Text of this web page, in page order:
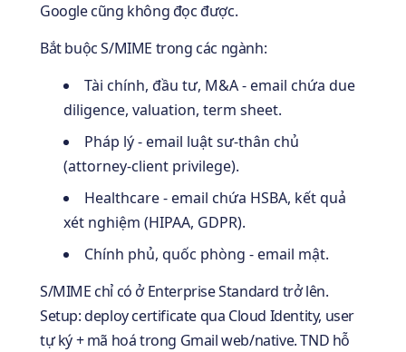
Google cũng không đọc được.
Bắt buộc S/MIME trong các ngành:
Tài chính, đầu tư, M&A - email chứa due
diligence, valuation, term sheet.
Pháp lý - email luật sư-thân chủ
(attorney-client privilege).
Healthcare - email chứa HSBA, kết quả
xét nghiệm (HIPAA, GDPR).
Chính phủ, quốc phòng - email mật.
S/MIME chỉ có ở Enterprise Standard trở lên.
Setup: deploy certificate qua Cloud Identity, user
tự ký + mã hoá trong Gmail web/native. TND hỗ